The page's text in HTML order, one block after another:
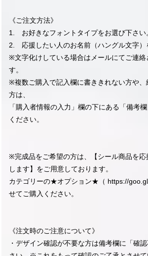
《ご注文方法》
1. お好きなフォントタイプをお選び下さい
2. 応援したい人のお名前（ハングル文字）
※文字化けしている場合はメールにてご連絡
す。
※複数ご購入で記入欄に書ききれない方や、
方は、
「購入者情報の入力」欄の下にある「備考
ください。
※完成品をご希望の方は、【シール商品を応
します】をご用意しております。
カテゴリーの★オプション★（ https://
せてご購入ください。
《注文時のご注意について》
・デザイン確認が不要な方は備考欄に「確